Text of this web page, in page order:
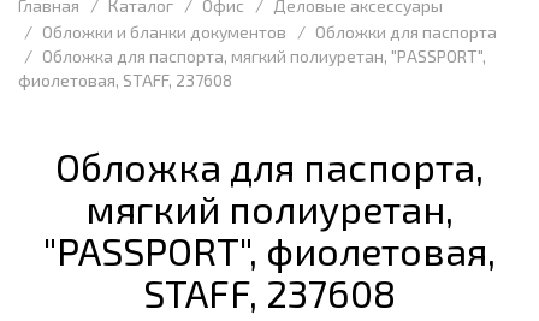
Главная Каталог Офис
Деловые аксессуары
Обложки и бланки документов
Обложки для паспорта
Обложка для паспорта, мягкий полиуретан, "PASSPORT",
фиолетовая, STAFF, 237608
Обложка для паспорта,
мягкий полиуретан,
"PASSPORT", фиолетовая,
STAFF, 237608